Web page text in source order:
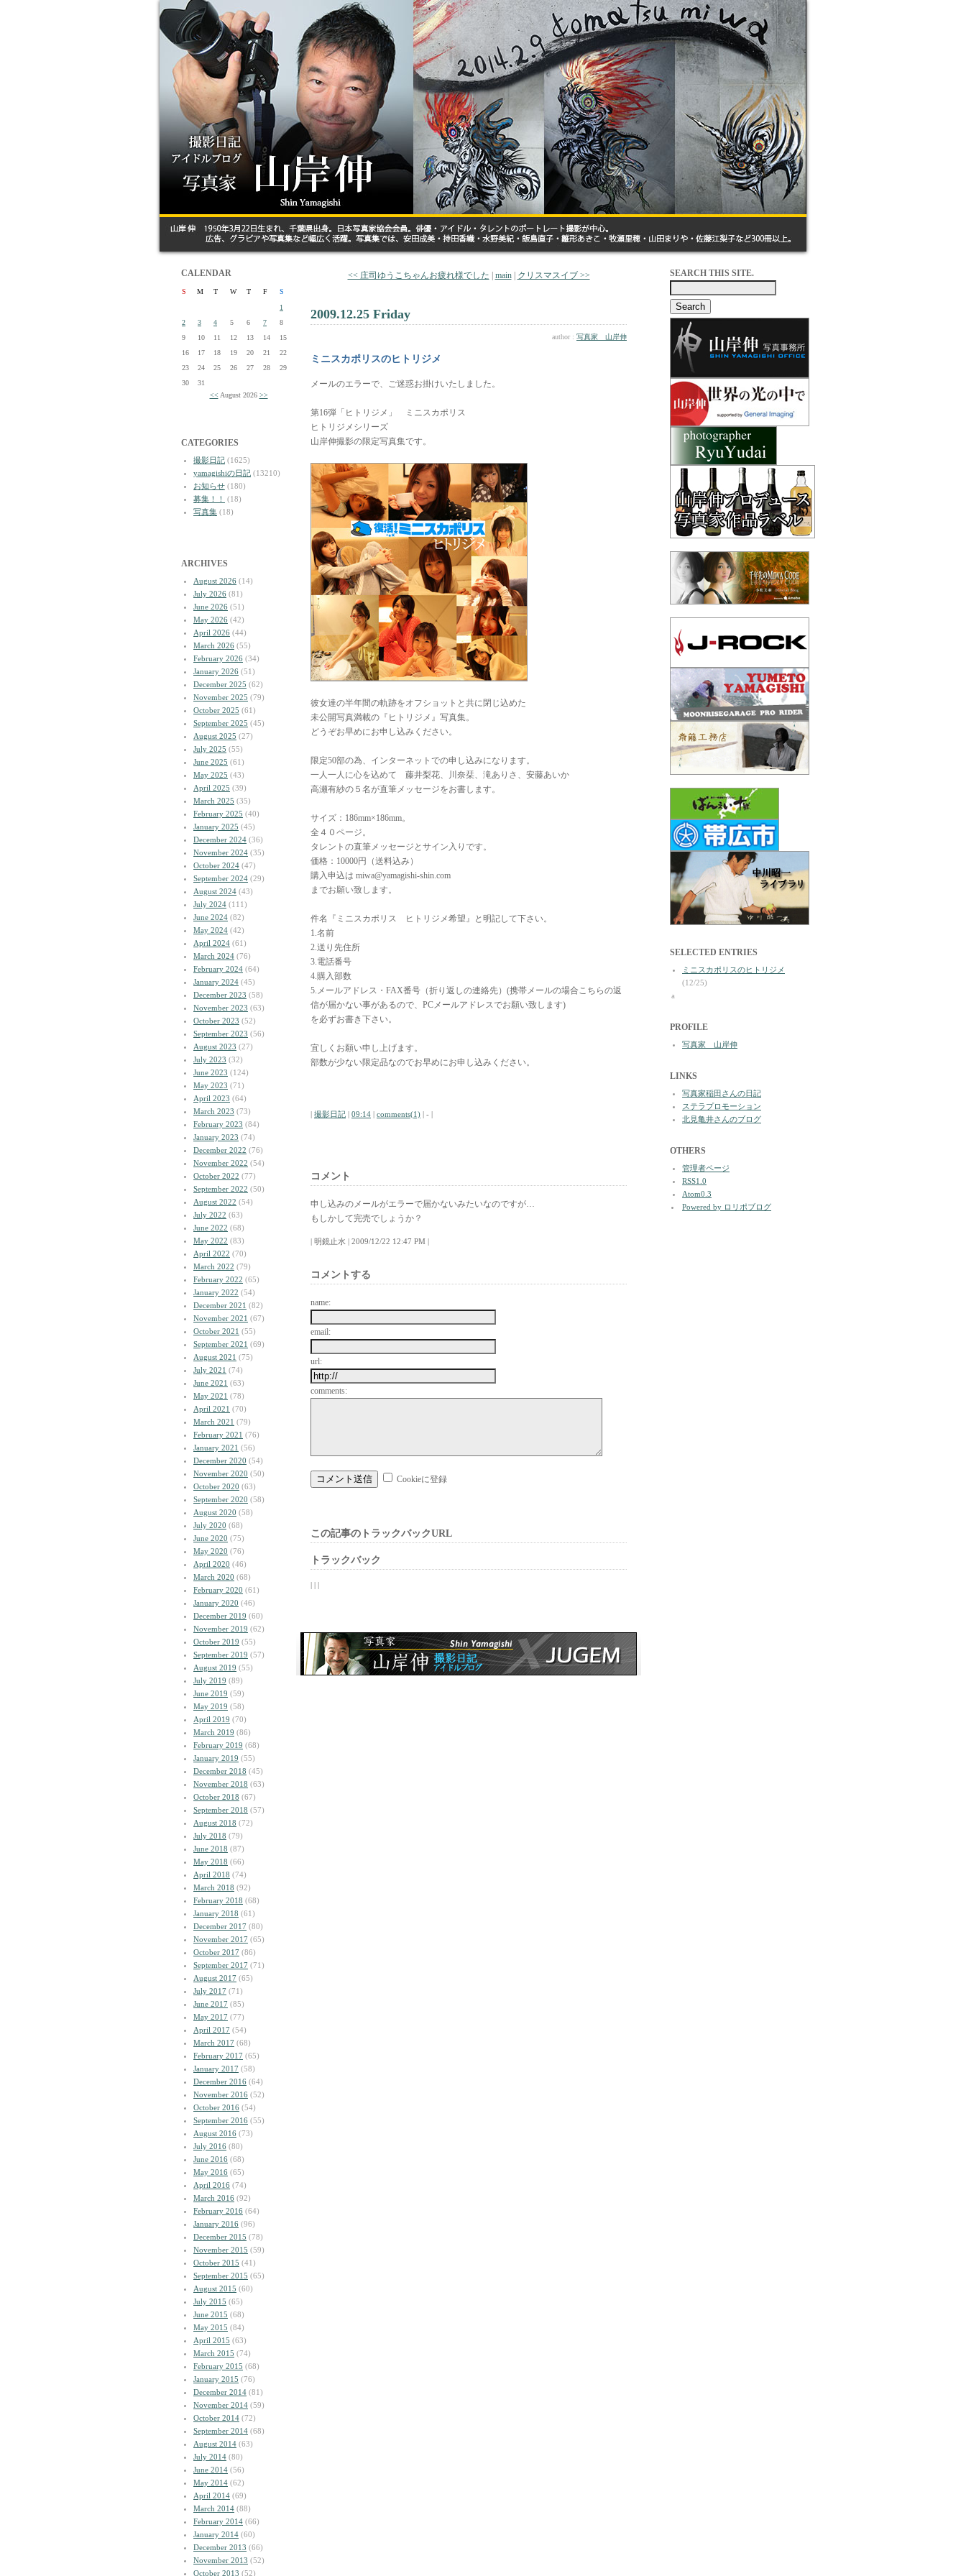
CALENDAR
S M T W T F
S
1
2
3 4 5 6 7
8
9
10 11 12 13 14
15
16
17 18 19 20 21
22
23
24 25 26 27 28
29
30
31
<< August 2026 >>
CATEGORIES
撮影日記 (1625)
yamagishiの日記 (13210)
お知らせ (180)
募集！！
(18)
写真集 (18)
ARCHIVES
August 2026 (14)
July 2026 (81)
June 2026 (51)
May 2026 (42)
April 2026 (44)
March 2026 (55)
February 2026 (34)
January 2026 (51)
December 2025 (62)
November 2025 (79)
October 2025 (61)
September 2025 (45)
August 2025 (27)
July 2025 (55)
June 2025 (61)
May 2025 (43)
April 2025 (39)
March 2025 (35)
February 2025 (40)
January 2025 (45)
December 2024 (36)
November 2024 (35)
October 2024 (47)
September 2024 (29)
August 2024 (43)
July 2024 (111)
June 2024 (82)
May 2024 (42)
April 2024 (61)
March 2024 (76)
February 2024 (64)
January 2024 (45)
December 2023 (58)
November 2023 (63)
October 2023 (52)
September 2023 (56)
August 2023 (27)
July 2023 (32)
June 2023 (124)
May 2023 (71)
April 2023 (64)
March 2023 (73)
February 2023 (84)
January 2023 (74)
December 2022 (76)
November 2022 (54)
October 2022 (77)
September 2022 (50)
August 2022 (54)
July 2022 (63)
June 2022 (68)
May 2022 (83)
April 2022 (70)
March 2022 (79)
February 2022 (65)
January 2022 (54)
December 2021 (82)
November 2021 (67)
October 2021 (55)
September 2021 (69)
August 2021 (75)
July 2021 (74)
June 2021 (63)
May 2021 (78)
April 2021 (70)
March 2021 (79)
February 2021 (76)
January 2021 (56)
December 2020 (54)
November 2020 (50)
October 2020 (63)
September 2020 (58)
August 2020 (58)
July 2020 (68)
June 2020 (75)
May 2020 (76)
April 2020 (46)
March 2020 (68)
February 2020 (61)
January 2020 (46)
December 2019 (60)
November 2019 (62)
October 2019 (55)
September 2019 (57)
August 2019 (55)
July 2019 (89)
June 2019 (59)
May 2019 (58)
April 2019 (70)
March 2019 (86)
February 2019 (68)
January 2019 (55)
December 2018 (45)
November 2018 (63)
October 2018 (67)
September 2018 (57)
August 2018 (72)
July 2018 (79)
June 2018 (87)
May 2018 (66)
April 2018 (74)
March 2018 (92)
February 2018 (68)
January 2018 (61)
December 2017 (80)
November 2017 (65)
October 2017 (86)
September 2017 (71)
August 2017 (65)
July 2017 (71)
June 2017 (85)
May 2017 (77)
April 2017 (54)
March 2017 (68)
February 2017 (65)
January 2017 (58)
December 2016 (64)
November 2016 (52)
October 2016 (54)
September 2016 (55)
August 2016 (73)
July 2016 (80)
June 2016 (68)
May 2016 (65)
April 2016 (74)
March 2016 (92)
February 2016 (64)
January 2016 (96)
December 2015 (78)
November 2015 (59)
October 2015 (41)
September 2015 (65)
August 2015 (60)
July 2015 (65)
June 2015 (68)
May 2015 (84)
April 2015 (63)
March 2015 (74)
February 2015 (68)
January 2015 (76)
December 2014 (81)
November 2014 (59)
October 2014 (72)
September 2014 (68)
August 2014 (63)
July 2014 (80)
June 2014 (56)
May 2014 (62)
April 2014 (69)
March 2014 (88)
February 2014 (66)
January 2014 (60)
December 2013 (66)
November 2013 (52)
October 2013 (52)
<< 庄司ゆうこちゃんお疲れ様でした main| クリスマスイブ >>
2009.12.25 Friday
author : 写真家 山岸伸
ミニスカポリスのヒトリジメ
メールのエラーで、ご迷惑お掛けいたしました。
第16弾「ヒトリジメ」 ミニスカポリス
ヒトリジメシリーズ
山岸伸撮影の限定写真集です。
彼女達の半年間の軌跡をオフショットと共に閉じ込めた
未公開写真満載の『ヒトリジメ』写真集。
どうぞお早めにお申し込みください。
限定50部の為、インターネットでの申し込みになります。
一人一人に心を込めて 藤井梨花、川奈栞、滝ありさ、安藤あいか
高瀬有紗の５名が直筆メッセージをお書します。
サイズ：186mm×186mm。
全４０ページ。
タレントの直筆メッセージとサイン入りです。
価格：10000円（送料込み）
購入申込は miwa@yamagishi-shin.com
までお願い致します。
件名『ミニスカポリス ヒトリジメ希望』と明記して下さい。
1.名前
2.送り先住所
3.電話番号
4.購入部数
5.メールアドレス・FAX番号（折り返しの連絡先）(携帯メールの場合こちらの返
信が届かない事があるので、PCメールアドレスでお願い致します)
を必ずお書き下さい。
宜しくお願い申し上げます。
部数が少ない限定品なのでお早めにお申し込みください。
| 撮影日記 | 09:14 | comments(1) | - |
コメント
申し込みのメールがエラーで届かないみたいなのですが…
もしかして完売でしょうか？
| 明鏡止水 | 2009/12/22 12:47 PM |
コメントする
name:
email:
url:
comments:
Cookieに登録
この記事のトラックバックURL
トラックバック
| | |
SEARCH THIS SITE.
SELECTED ENTRIES
ミニスカポリスのヒトリジメ
(12/25)
a
PROFILE
写真家 山岸伸
LINKS
写真家稲田さんの日記
ステラプロモーション
北見亀井さんのブログ
OTHERS
管理者ページ
RSS1.0
Atom0.3
Powered by ロリポブログ